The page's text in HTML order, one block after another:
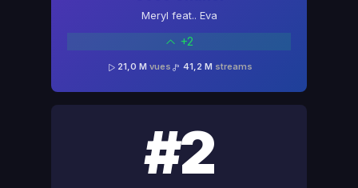
#2
Meryl feat.. Eva
+2
21,0 M vues 41,2 M streams